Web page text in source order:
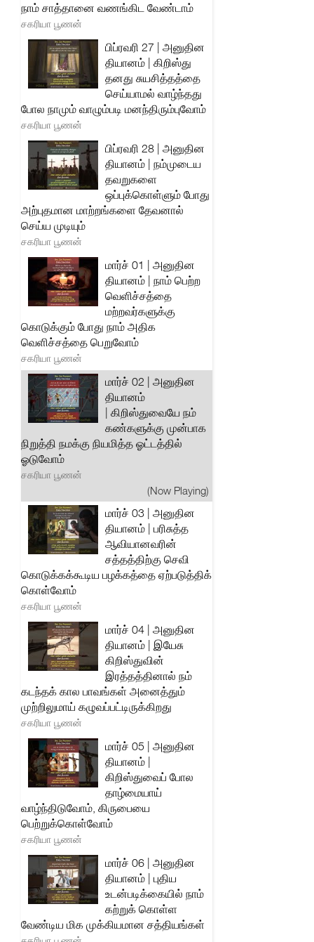
நாம் சாத்தானை வணங்கிட வேண்டாம்
சகரியா பூணன்
பிப்ரவரி 27 | அனுதின
தியானம் | கிறிஸ்து
தனது சுயசித்தத்தை
செய்யாமல் வாழ்ந்தது
போல நாமும் வாழும்படி மனந்திரும்புவோம்
சகரியா பூணன்
பிப்ரவரி 28 | அனுதின
தியானம் | நம்முடைய
தவறுகளை
ஒப்புக்கொள்ளும் போது
அற்புதமான மாற்றங்களை தேவனால்
செய்ய முடியும்
சகரியா பூணன்
மார்ச் 01 | அனுதின
தியானம் | நாம் பெற்ற
வெளிச்சத்தை
மற்றவர்களுக்கு
கொடுக்கும் போது நாம் அதிக
வெளிச்சத்தை பெறுவோம்
சகரியா பூணன்
மார்ச் 02 | அனுதின
தியானம்
| கிறிஸ்துவையே நம்
கண்களுக்கு முன்பாக
நிறுத்தி நமக்கு நியமித்த ஓட்டத்தில்
ஓடுவோம்
சகரியா பூணன்
(Now Playing)
மார்ச் 03 | அனுதின
தியானம் | பரிசுத்த
ஆவியானவரின்
சத்தத்திற்கு செவி
கொடுக்கக்கூடிய பழக்கத்தை ஏற்படுத்திக்
கொள்வோம்
சகரியா பூணன்
மார்ச் 04 | அனுதின
தியானம் | இயேசு
கிறிஸ்துவின்
இரத்தத்தினால் நம்
கடந்தக் கால பாவங்கள் அனைத்தும்
முற்றிலுமாய் கழுவப்பட்டிருக்கிறது
சகரியா பூணன்
மார்ச் 05 | அனுதின
தியானம் |
கிறிஸ்துவைப் போல
தாழ்மையாய்
வாழ்ந்திடுவோம், கிருபையை
பெற்றுக்கொள்வோம்
சகரியா பூணன்
மார்ச் 06 | அனுதின
தியானம் | புதிய
உடன்படிக்கையில் நாம்
கற்றுக் கொள்ள
வேண்டிய மிக முக்கியமான சத்தியங்கள்